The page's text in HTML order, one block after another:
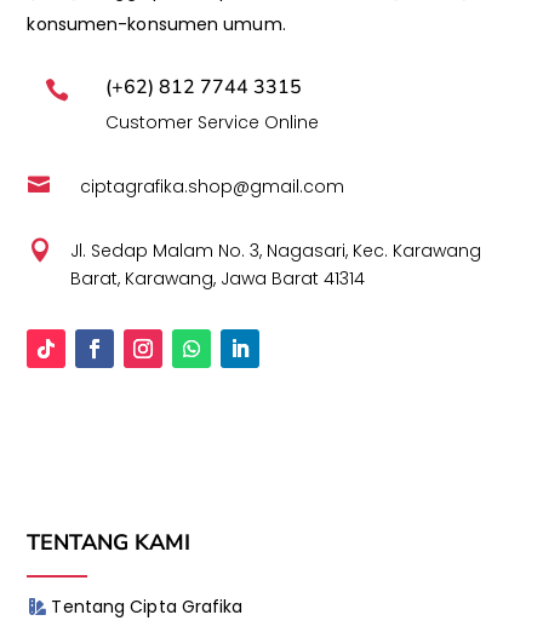
konsumen-konsumen umum.
 (+62) 812 7744 3315
Customer Service Online
 ciptagrafika.shop@gmail.com

Jl. Sedap Malam No. 3, Nagasari, Kec. Karawang
Barat, Karawang, Jawa Barat 41314
TENTANG KAMI
Tentang Cipta Grafika